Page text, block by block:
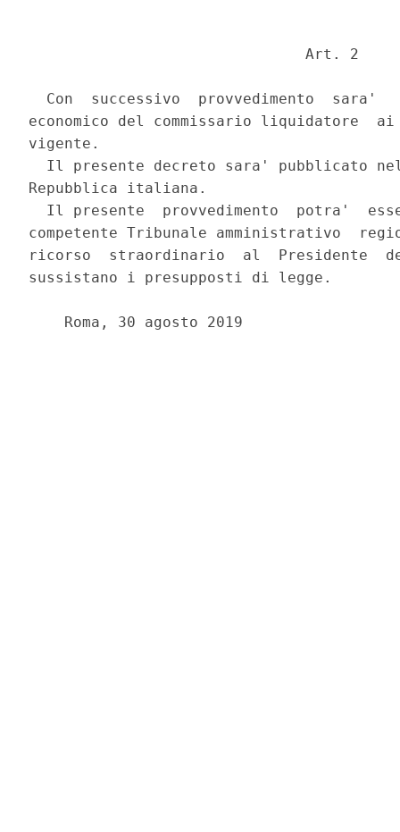
                               Art. 2
Con  successivo  provvedimento  sara'
economico del commissario liquidatore
vigente.
Il presente decreto sara' pubblicato
Repubblica italiana.
Il presente  provvedimento  potra'
competente Tribunale amministrativo
ricorso  straordinario  al  Presidente
sussistano i presupposti di legge.
    Roma, 30 agosto 2019